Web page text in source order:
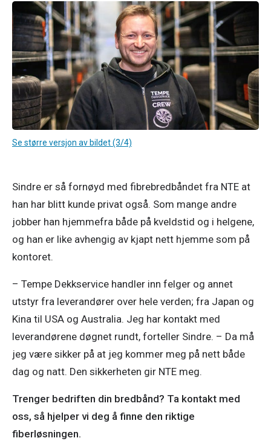
Se større versjon av bildet (3/4)
Sindre er så fornøyd med fibrebredbåndet fra NTE at
han har blitt kunde privat også. Som mange andre
jobber han hjemmefra både på kveldstid og i helgene,
og han er like avhengig av kjapt nett hjemme som på
kontoret.
– Tempe Dekkservice handler inn felger og annet
utstyr fra leverandører over hele verden; fra Japan og
Kina til USA og Australia. Jeg har kontakt med
leverandørene døgnet rundt, forteller Sindre. – Da må
jeg være sikker på at jeg kommer meg på nett både
dag og natt. Den sikkerheten gir NTE meg.
Trenger bedriften din bredbånd? Ta kontakt med
oss, så hjelper vi deg å finne den riktige
fiberløsningen.